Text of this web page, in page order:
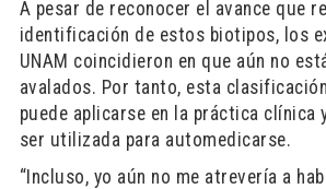
A pesar de reconocer el avance que
identificación de estos biotipos, los
UNAM coincidieron en que aún no
avalados. Por tanto, esta
puede aplicarse en la práctica clínica
ser utilizada para automedicarse.
“Incluso, yo aún no me atrevería a